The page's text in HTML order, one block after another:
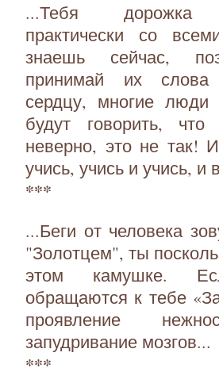
...Тебя дорожка
практически со
знаешь сейчас,
принимай их
сердцу, многие люди
будут говорить,
неверно, это не так!
учись, учись и учись, и
***
...Беги от человека
"Золотцем", ты
этом камушке.
обращаются к тебе
проявление
запудривание мозгов...
***